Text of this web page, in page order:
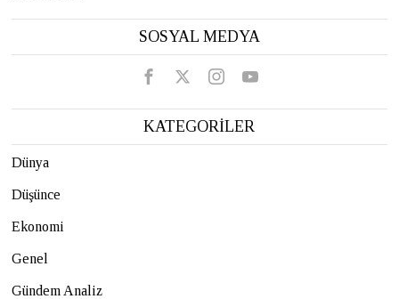
SOSYAL MEDYA
KATEGORİLER
Dünya
Düşünce
Ekonomi
Genel
Gündem Analiz